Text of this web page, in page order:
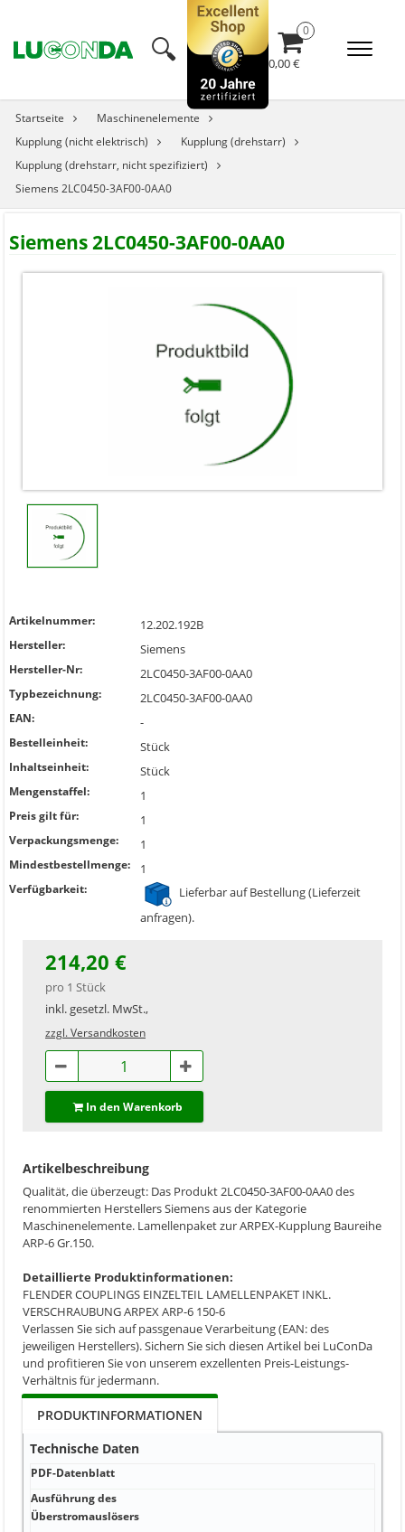
🔍︎ 0,00 €
Startseite
Maschinenelemente
Kupplung (nicht elektrisch)
Kupplung (drehstarr)
Kupplung (drehstarr, nicht spezifiziert)
Siemens 2LC0450-3AF00-0AA0
Siemens 2LC0450-3AF00-0AA0
Artikelnummer: 12.202.192B
Hersteller: Siemens
Hersteller-Nr: 2LC0450-3AF00-0AA0
Typbezeichnung: 2LC0450-3AF00-0AA0
EAN: -
Bestelleinheit: Stück
Inhaltseinheit: Stück
Mengenstaffel: 1
Preis gilt für: 1
Verpackungsmenge: 1
Mindestbestellmenge: 1
Verfügbarkeit:
Lieferbar auf Bestellung (Lieferzeit
anfragen).
214,20 €
pro 1 Stück
inkl. gesetzl. MwSt.,
zzgl. Versandkosten
In den Warenkorb
Artikelbeschreibung
Qualität, die überzeugt: Das Produkt 2LC0450-3AF00-0AA0 des
renommierten Herstellers Siemens aus der Kategorie
Maschinenelemente. Lamellenpaket zur ARPEX-Kupplung Baureihe
ARP-6 Gr.150.
Detaillierte Produktinformationen:
FLENDER COUPLINGS EINZELTEIL LAMELLENPAKET INKL.
VERSCHRAUBUNG ARPEX ARP-6 150-6
Verlassen Sie sich auf passgenaue Verarbeitung (EAN: des
jeweiligen Herstellers). Sichern Sie sich diesen Artikel bei LuConDa
und profitieren Sie von unserem exzellenten Preis-Leistungs-
Verhältnis für jedermann.
PRODUKTINFORMATIONEN
Technische Daten
PDF-Datenblatt
Ausführung des
Überstromauslösers